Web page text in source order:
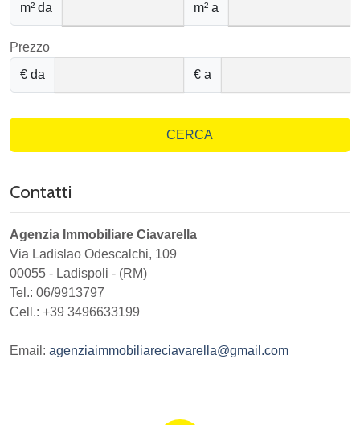
m² da
m² a
Prezzo
€ da
€ a
CERCA
Contatti
Agenzia Immobiliare Ciavarella
Via Ladislao Odescalchi, 109
00055 - Ladispoli - (RM)
Tel.: 06/9913797
Cell.: +39 3496633199
Email: agenziaimmobiliareciavarella@gmail.com